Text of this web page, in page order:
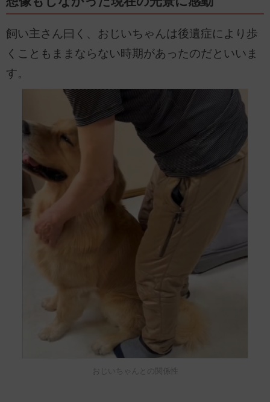
飼い主さん曰く、おじいちゃんは後遺症により歩
くこともままならない時期があったのだといいま
す。
おじいちゃんとの関係性